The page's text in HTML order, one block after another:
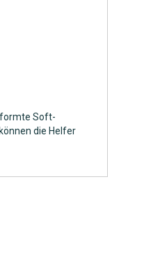
Soft-
die Helfer